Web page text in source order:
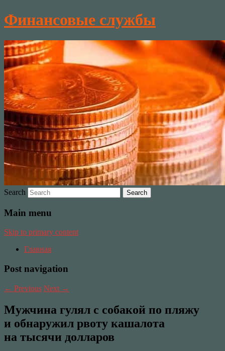
Финансовые службы
Search
Main menu
Skip to primary content
Главная
Post navigation
← Previous Next →
Мужчина гулял с собакой по пляжу
и обнаружил рвоту кашалота
на тысячи долларов